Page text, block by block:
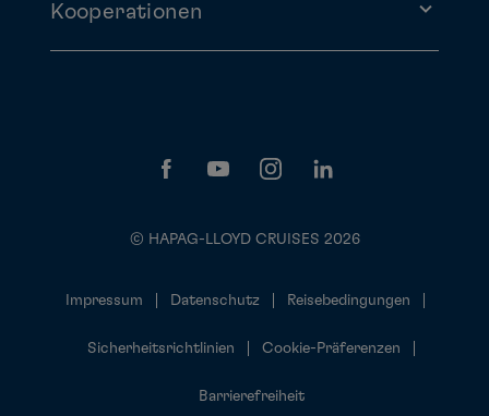
Kooperationen
© HAPAG-LLOYD CRUISES 2026
Impressum Datenschutz Reisebedingungen
Sicherheitsrichtlinien Cookie-Präferenzen
Barrierefreiheit